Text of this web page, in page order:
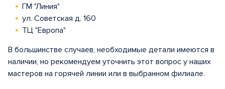
ГМ "Линия"
ул. Советская д. 160
ТЦ "Европа"
В большинстве случаев, необходимые детали имеются в
наличии, но рекомендуем уточнить этот вопрос у наших
мастеров на горячей линии или в выбранном филиале.